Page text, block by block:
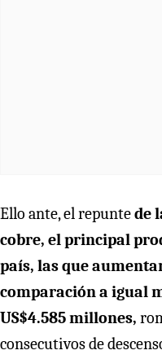
Ello ante, el repuntede
cobre, el principal
país, las que
comparación a igual
US$4.585 millones,
consecutivos de